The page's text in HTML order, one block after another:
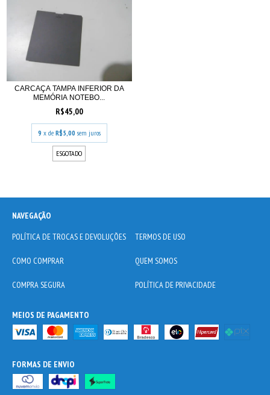
CARCAÇA TAMPA INFERIOR DA
MEMÓRIA NOTEBO...
R$45,00
9 x de R$5,00 sem juros
ESGOTADO
NAVEGAÇÃO
POLÍTICA DE TROCAS E DEVOLUÇÕES
TERMOS DE USO
COMO COMPRAR QUEM SOMOS
COMPRA SEGURA POLÍTICA DE PRIVACIDADE
MEIOS DE PAGAMENTO
FORMAS DE ENVIO